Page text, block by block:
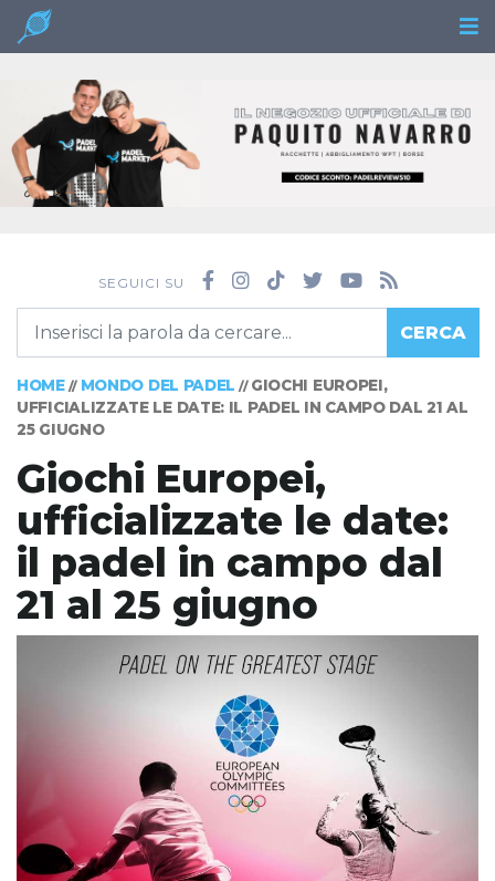
SEGUICI SU
CERCA
HOME// MONDO DEL PADEL // GIOCHI EUROPEI,
UFFICIALIZZATE LE DATE: IL PADEL IN CAMPO DAL 21 AL
25 GIUGNO
Giochi Europei,
ufficializzate le date:
il padel in campo dal
21 al 25 giugno